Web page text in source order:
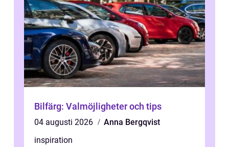
Bilfärg: Valmöjligheter och tips
04 augusti 2026
Anna Bergqvist
inspiration